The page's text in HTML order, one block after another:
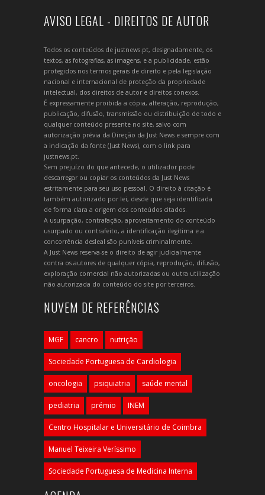
AVISO LEGAL - DIREITOS DE AUTOR
Todos os conteúdos de justnews.pt, designadamente, os
textos, as fotografias, as imagens, e a publicidade, estão
protegidos nos termos gerais de direito e pela legislação
nacional e internacional de proteção da propriedade
intelectual, dos direitos de autor e direitos conexos.
É expressamente proibida a cópia, alteração, reprodução,
publicação, difusão, transmissão ou distribuição de todo e
qualquer conteúdo presente no site, salvo com
autorização prévia da Direção da Just News e sempre com
a indicação da fonte (Just News), com o link para
justnews.pt.
Sem prejuízo do que antecede, o utilizador pode
descarregar ou copiar os conteúdos da Just News
estritamente para seu uso pessoal. O direito à citação é
também autorizado por lei, desde que seja identificada
de forma clara a origem dos conteúdos citados.
A usurpação, contrafação, aproveitamento do conteúdo
usurpado ou contrafeito, a identificação ilegítima e a
concorrência desleal são puníveis criminalmente.
A Just News reserva-se o direito de agir judicialmente
contra os autores de qualquer cópia, reprodução, difusão,
exploração comercial não autorizadas ou outra utilização
não autorizada do conteúdo do site por terceiros.
NUVEM DE REFERÊNCIAS
MGF cancro nutrição
Sociedade Portuguesa de Cardiologia
oncologia psiquiatria saúde mental
pediatria prémio INEM
Centro Hospitalar e Universitário de Coimbra
Manuel Teixeira Veríssimo
Sociedade Portuguesa de Medicina Interna